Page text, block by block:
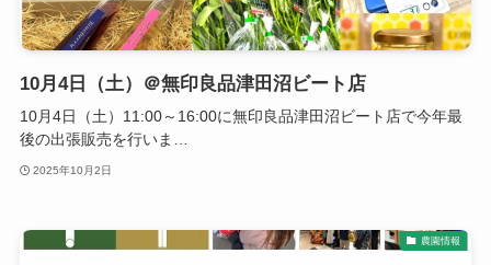
10月4日（土）＠無印良品津田沼ビート店
10月4日（土）11:00～16:00に無印良品津田沼ビート店で今年最
後の出張販売を行いま…
2025年10月2日
農園情報